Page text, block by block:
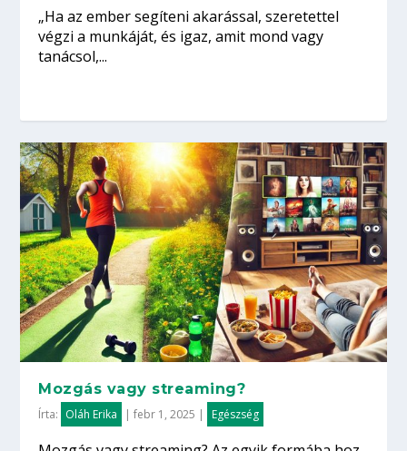
„Ha az ember segíteni akarással, szeretettel
végzi a munkáját, és igaz, amit mond vagy
tanácsol,...
Mozgás vagy streaming?
Írta: Oláh Erika |febr 1, 2025 | Egészség